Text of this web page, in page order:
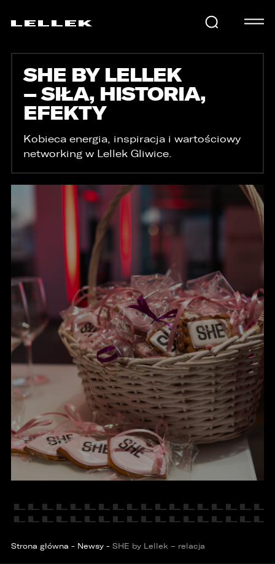
SAMOCHODY
USŁUGI
AKTUALNOŚCI
KARIERA
KONTAKT
E-LELLEK
SHE BY LELLEK
– SIŁA, HISTORIA,
EFEKTY
Kobieca energia, inspiracja i wartościowy
networking w Lellek Gliwice.
Strona główna - Newsy - SHE by Lellek – relacja